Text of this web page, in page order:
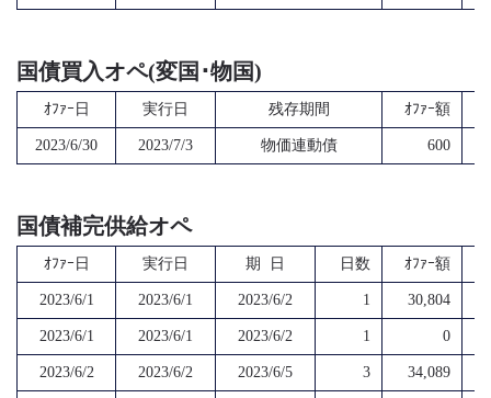
国債買入オペ(変国･物国)
ｵﾌｧｰ日 実行日 残存期間 ｵﾌｧｰ額
2023/6/30 2023/7/3 物価連動債 600
国債補完供給オペ
ｵﾌｧｰ日 実行日 期 日 日数 ｵﾌｧｰ額
2023/6/1 2023/6/1 2023/6/2 1 30,804
2023/6/1 2023/6/1 2023/6/2 1 0
2023/6/2 2023/6/2 2023/6/5 3 34,089